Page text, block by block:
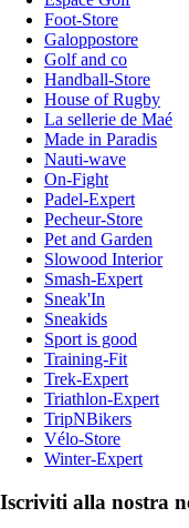
Foot-Store
Galoppostore
Golf and co
Handball-Store
House of Rugby
La sellerie de Maé
Made in Paradis
Nauti-wave
On-Fight
Padel-Expert
Pecheur-Store
Pet and Garden
Slowood Interior
Smash-Expert
Sneak'In
Sneakids
Sport is good
Training-Fit
Trek-Expert
Triathlon-Expert
TripNBikers
Vélo-Store
Winter-Expert
Iscriviti alla nostra